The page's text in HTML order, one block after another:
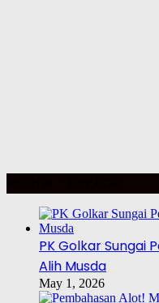
PK Golkar Sungai
Alih Musda
May 1, 2026